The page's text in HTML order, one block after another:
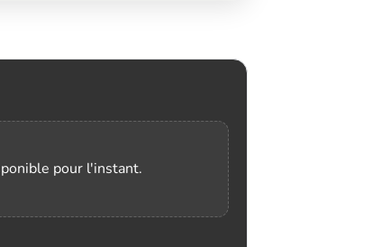
pour l'instant.